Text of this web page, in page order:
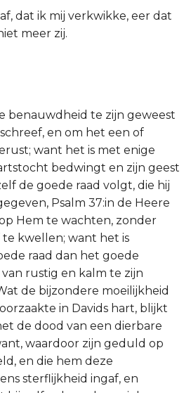
dat ik mij verkwikke, eer dat
meer zij.
benauwdheid te zijn geweest
en om het een of
want het is met enige
bedwingt en zijn geest
de goede raad volgt, die hij
Psalm 37:in de Heere
Hem te wachten, zonder
kwellen; want het is
raad dan het goede
rustig en kalm te zijn
de bijzondere moeilijkheid
in Davids hart, blijkt
de dood van een dierbare
waardoor zijn geduld op
en die hem deze
sterflijkheid ingaf, en